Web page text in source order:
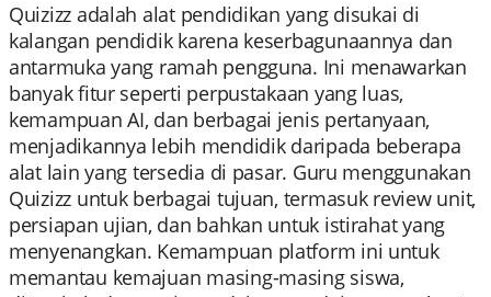
Quizizz adalah alat pendidikan yang disukai di
kalangan pendidik karena keserbagunaannya dan
antarmuka yang ramah pengguna. Ini menawarkan
banyak fitur seperti perpustakaan yang luas,
kemampuan AI, dan berbagai jenis pertanyaan,
menjadikannya lebih mendidik daripada beberapa
alat lain yang tersedia di pasar. Guru menggunakan
Quizizz untuk berbagai tujuan, termasuk review unit,
persiapan ujian, dan bahkan untuk istirahat yang
menyenangkan. Kemampuan platform ini untuk
memantau kemajuan masing-masing siswa,